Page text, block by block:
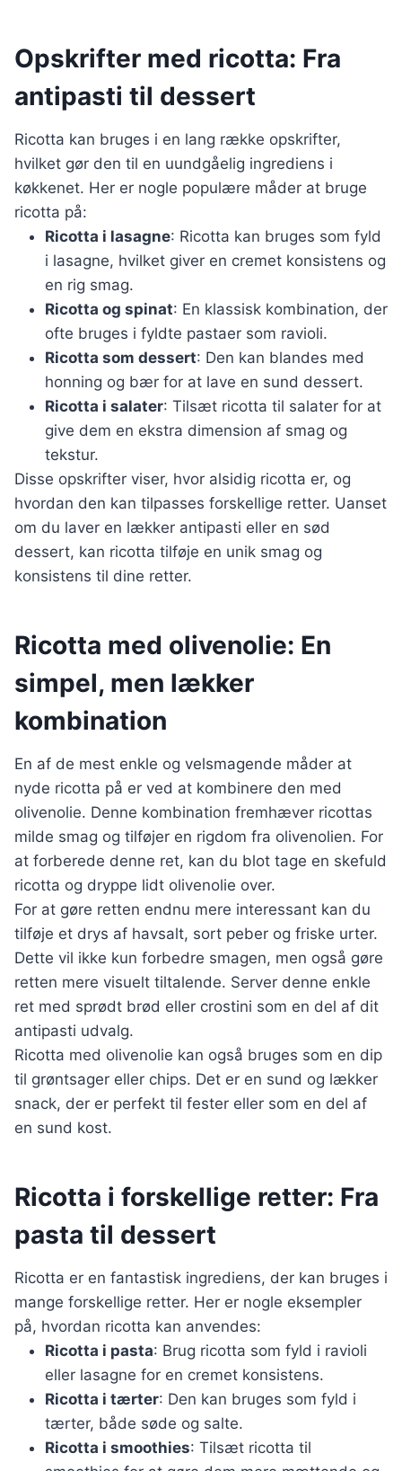
Opskrifter med ricotta: Fra
antipasti til dessert
Ricotta kan bruges i en lang række opskrifter,
hvilket gør den til en uundgåelig ingrediens i
køkkenet. Her er nogle populære måder at bruge
ricotta på:
Ricotta i lasagne: Ricotta kan bruges som fyld
i lasagne, hvilket giver en cremet konsistens og
en rig smag.
Ricotta og spinat: En klassisk kombination, der
ofte bruges i fyldte pastaer som ravioli.
Ricotta som dessert: Den kan blandes med
honning og bær for at lave en sund dessert.
Ricotta i salater: Tilsæt ricotta til salater for at
give dem en ekstra dimension af smag og
tekstur.
Disse opskrifter viser, hvor alsidig ricotta er, og
hvordan den kan tilpasses forskellige retter. Uanset
om du laver en lækker antipasti eller en sød
dessert, kan ricotta tilføje en unik smag og
konsistens til dine retter.
Ricotta med olivenolie: En
simpel, men lækker
kombination
En af de mest enkle og velsmagende måder at
nyde ricotta på er ved at kombinere den med
olivenolie. Denne kombination fremhæver ricottas
milde smag og tilføjer en rigdom fra olivenolien. For
at forberede denne ret, kan du blot tage en skefuld
ricotta og dryppe lidt olivenolie over.
For at gøre retten endnu mere interessant kan du
tilføje et drys af havsalt, sort peber og friske urter.
Dette vil ikke kun forbedre smagen, men også gøre
retten mere visuelt tiltalende. Server denne enkle
ret med sprødt brød eller crostini som en del af dit
antipasti udvalg.
Ricotta med olivenolie kan også bruges som en dip
til grøntsager eller chips. Det er en sund og lækker
snack, der er perfekt til fester eller som en del af
en sund kost.
Ricotta i forskellige retter: Fra
pasta til dessert
Ricotta er en fantastisk ingrediens, der kan bruges i
mange forskellige retter. Her er nogle eksempler
på, hvordan ricotta kan anvendes:
Ricotta i pasta: Brug ricotta som fyld i ravioli
eller lasagne for en cremet konsistens.
Ricotta i tærter: Den kan bruges som fyld i
tærter, både søde og salte.
Ricotta i smoothies: Tilsæt ricotta til